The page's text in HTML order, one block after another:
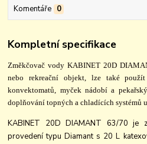
Komentáře 0
Kompletní specifikace
Změkčovač vody KABINET 20D
nebo rekreační objekt, lze také
konvektomatů, myček nádobí a
doplňování topných a chladících systémů
KABINET 20D DIAMANT 63/70 je
provedení typu Diamant s 20 L